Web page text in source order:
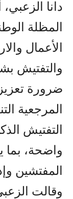
دانا
المظلة
الأعمال
والتفتيش
ضرورة
المرجعية
التفتيش
واضحة، بما
المفتشين
وقالت